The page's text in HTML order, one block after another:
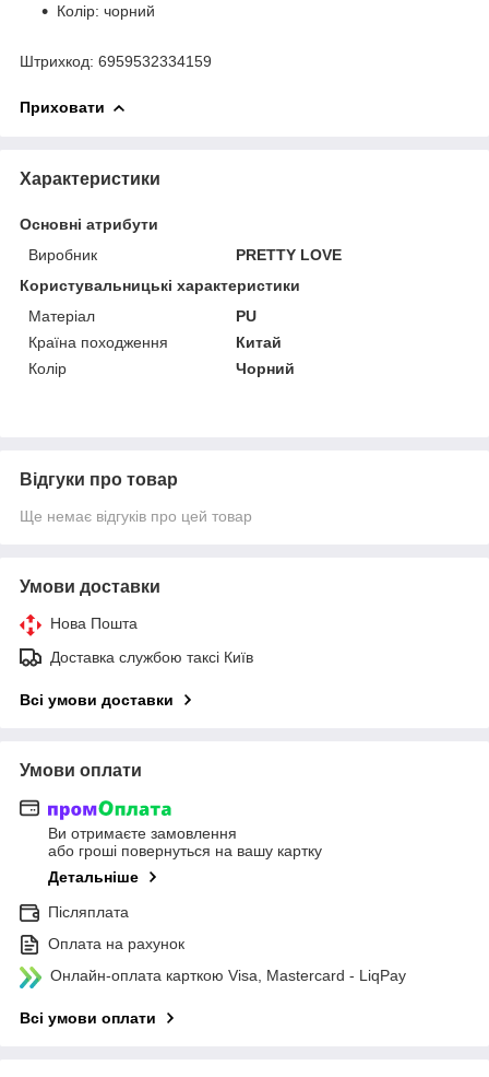
Колір: чорний
Штрихкод: 6959532334159
Приховати
Характеристики
Основні атрибути
Виробник
PRETTY LOVE
Користувальницькі характеристики
Матеріал
PU
Країна походження
Китай
Колір
Чорний
Відгуки про товар
Ще немає відгуків про цей товар
Умови доставки
Нова Пошта
Доставка службою таксі Київ
Всі умови доставки
Умови оплати
Ви отримаєте замовлення
або гроші повернуться на вашу картку
Детальніше
Післяплата
Оплата на рахунок
Онлайн-оплата карткою Visa, Mastercard - LiqPay
Всі умови оплати